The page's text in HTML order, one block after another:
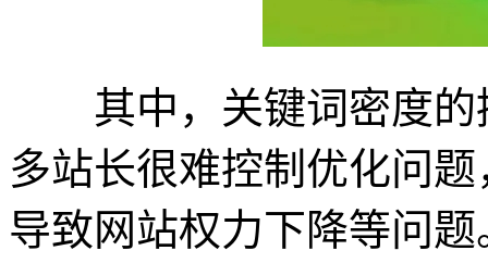
其中，关键词密度的
多站长很难控制优化问
导致网站权力下降等问题